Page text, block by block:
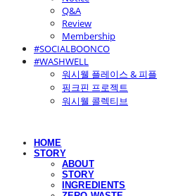
Q&A
Review
Membership
#SOCIALBOONCO
#WASHWELL
워시웰 플레이스 & 피플
핑크핀 프로젝트
워시웰 콜렉티브
HOME
STORY
ABOUT
STORY
INGREDIENTS